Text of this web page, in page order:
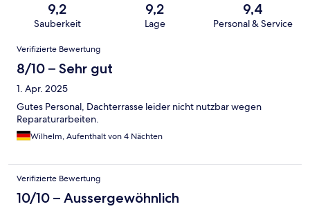
9,2
Sauberkeit
9,2
Lage
9,4
Personal & Service
Bewertungen
Verifizierte Bewertung
8/10 – Sehr gut
1. Apr. 2025
Gutes Personal, Dachterrasse leider nicht nutzbar wegen
Reparaturarbeiten.
Wilhelm, Aufenthalt von 4 Nächten
Verifizierte Bewertung
10/10 – Aussergewöhnlich